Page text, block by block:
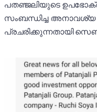
പതഞ്ജലിയുടെ
സംബന്ധിച്ച
പ്രചരിക്കുന്നതായി